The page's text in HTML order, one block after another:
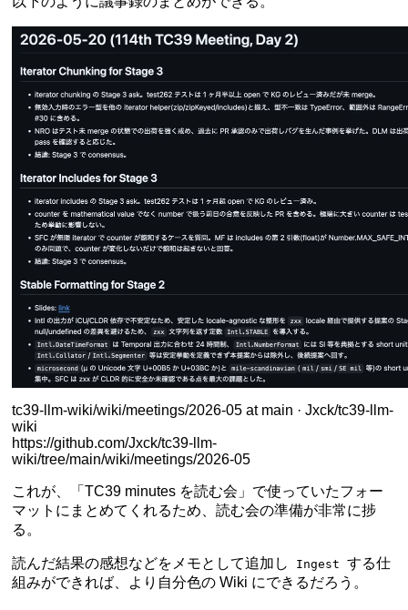
tc39-llm-wiki/wiki/meetings/2026-05 at main · Jxck/tc39-llm-
wiki
https://github.com/Jxck/tc39-llm-
wiki/tree/main/wiki/meetings/2026-05
これが、「TC39 minutes を読む会」で使っていたフォー
マットにまとめてくれるため、読む会の準備が非常に捗
る。
読んだ結果の感想などをメモとして追加し Ingest する仕
組みができれば、より自分色の Wiki にできるだろう。